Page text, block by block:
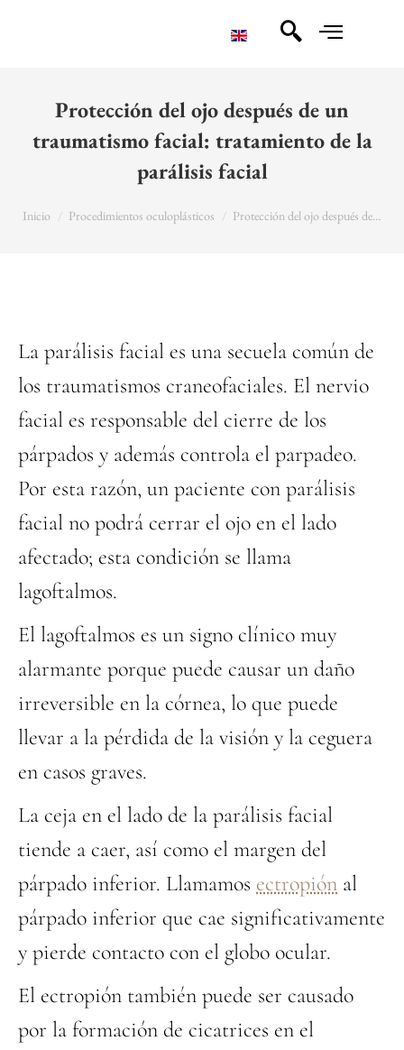
Protección del ojo después de un
traumatismo facial: tratamiento de la
parálisis facial
You are here:
Inicio Procedimientos oculoplásticos Protección del ojo después de…
La parálisis facial es una secuela común de
los traumatismos craneofaciales. El nervio
facial es responsable del cierre de los
párpados y además controla el parpadeo.
Por esta razón, un paciente con parálisis
facial no podrá cerrar el ojo en el lado
afectado; esta condición se llama
lagoftalmos.
El lagoftalmos es un signo clínico muy
alarmante porque puede causar un daño
irreversible en la córnea, lo que puede
llevar a la pérdida de la visión y la ceguera
en casos graves.
La ceja en el lado de la parálisis facial
tiende a caer, así como el margen del
párpado inferior. Llamamos ectropión al
párpado inferior que cae significativamente
y pierde contacto con el globo ocular.
El ectropión también puede ser causado
por la formación de cicatrices en el